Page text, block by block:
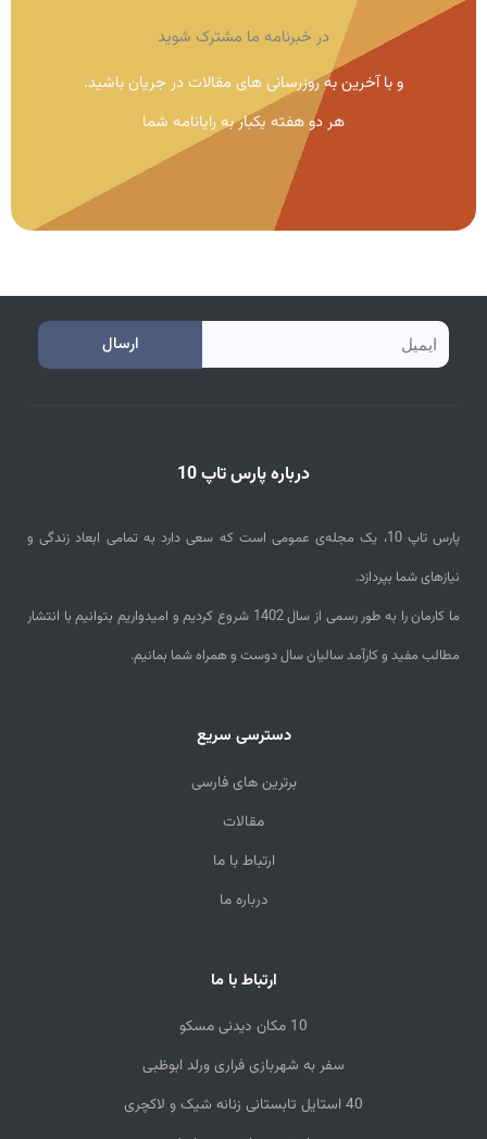
در خبرنامه ما مشترک شوید
و با آخرین به روزرسانی های مقالات در جریان باشید.
هر دو هفته یکبار به رایانامه شما
e
ارسال
درباره پارس تاپ 10
پارس تاپ 10، یک مجله‌ی عمومی است که سعی دارد به تمامی ابعاد زندگی و
نیازهای شما بپردازد.
ما کارمان را به طور رسمی از سال 1402 شروع کردیم و امیدواریم بتوانیم با انتشار
مطالب مفید و کارآمد سالیان سال دوست و همراه شما بمانیم.
دسترسی سریع
برترین های فارسی
مقالات
ارتباط با ما
درباره ما
ارتباط با ما
10 مکان دیدنی مسکو
سفر به شهربازی فراری ورلد ابوظبی
40 استایل تابستانی زنانه شیک و لاکچری